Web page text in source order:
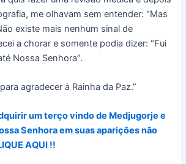
me olhavam sem entender: “Mas
existe mais nenhum sinal de
a chorar e somente podia dizer: “Fui
Nossa Senhora”.
agradecer à Rainha da Paz.”
um terço vindo de Medjugorje e
Senhora em suas aparições não
AQUI !!